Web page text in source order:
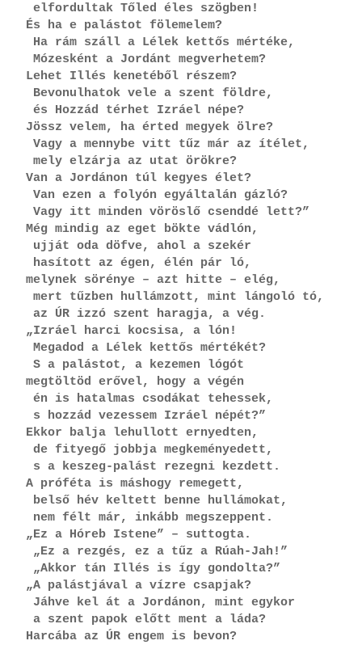
elfordultak Tőled éles szögben!
És ha e palástot fölemelem?
Ha rám száll a Lélek kettős mértéke,
Mózesként a Jordánt megverhetem?
Lehet Illés kenetéből részem?
Bevonulhatok vele a szent földre,
és Hozzád térhet Izráel népe?
Jössz velem, ha érted megyek ölre?
Vagy a mennybe vitt tűz már az ítélet,
mely elzárja az utat örökre?
Van a Jordánon túl kegyes élet?
Van ezen a folyón egyáltalán gázló?
Vagy itt minden vöröslő csenddé lett?”
Még mindig az eget bökte vádlón,
ujját oda döfve, ahol a szekér
hasított az égen, élén pár ló,
melynek sörénye – azt hitte – elég,
mert tűzben hullámzott, mint lángoló tó,
az ÚR izzó szent haragja, a vég.
„Izráel harci kocsisa, a lón!
Megadod a Lélek kettős mértékét?
S a palástot, a kezemen lógót
megtöltöd erővel, hogy a végén
én is hatalmas csodákat tehessek,
s hozzád vezessem Izráel népét?”
Ekkor balja lehullott ernyedten,
de fityegő jobbja megkeményedett,
s a keszeg-palást rezegni kezdett.
A próféta is máshogy remegett,
belső hév keltett benne hullámokat,
nem félt már, inkább megszeppent.
„Ez a Hóreb Istene” – suttogta.
„Ez a rezgés, ez a tűz a Rúah-Jah!”
„Akkor tán Illés is így gondolta?”
„A palástjával a vízre csapjak?
Jáhve kel át a Jordánon, mint egykor
a szent papok előtt ment a láda?
Harcába az ÚR engem is bevon?